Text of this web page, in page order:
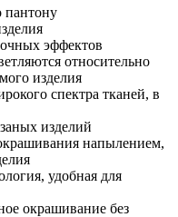
пантону
эффектов
относительно
изделия
спектра тканей, в
изделий
напылением,
удобная для
окрашивание без